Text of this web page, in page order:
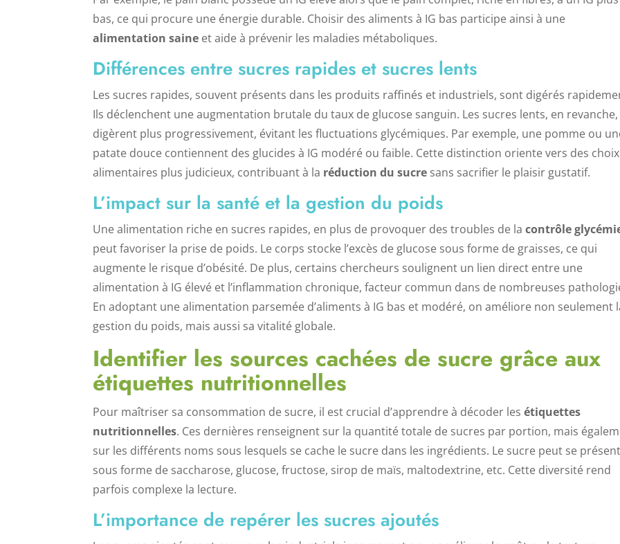
bas, ce qui procure une énergie durable. Choisir des aliments à IG bas participe ainsi à une
alimentation saine et aide à prévenir les maladies métaboliques.
Différences entre sucres rapides et sucres lents
Les sucres rapides, souvent présents dans les produits raffinés et industriels, sont digérés
Ils déclenchent une augmentation brutale du taux de glucose sanguin. Les sucres lents, en revanche,
digèrent plus progressivement, évitant les fluctuations glycémiques. Par exemple, une pomme ou
patate douce contiennent des glucides à IG modéré ou faible. Cette distinction oriente vers des choix
alimentaires plus judicieux, contribuant à la réduction du sucre sans sacrifier le plaisir gustatif.
L’impact sur la santé et la gestion du poids
Une alimentation riche en sucres rapides, en plus de provoquer des troubles de lacontrôle
peut favoriser la prise de poids. Le corps stocke l’excès de glucose sous forme de graisses, ce qui
augmente le risque d’obésité. De plus, certains chercheurs soulignent un lien direct entre une
alimentation à IG élevé et l’inflammation chronique, facteur commun dans de nombreuses
En adoptant une alimentation parsemée d’aliments à IG bas et modéré, on améliore non seulement
gestion du poids, mais aussi sa vitalité globale.
Identifier les sources cachées de sucre grâce aux
étiquettes nutritionnelles
Pour maîtriser sa consommation de sucre, il est crucial d’apprendre à décoder lesétiquettes
nutritionnelles. Ces dernières renseignent sur la quantité totale de sucres par portion, mais
sur les différents noms sous lesquels se cache le sucre dans les ingrédients. Le sucre peut se
sous forme de saccharose, glucose, fructose, sirop de maïs, maltodextrine, etc. Cette diversité rend
parfois complexe la lecture.
L’importance de repérer les sucres ajoutés